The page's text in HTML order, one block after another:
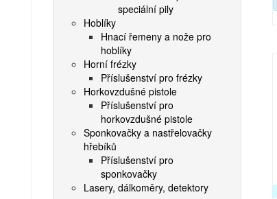
speciální pily
Hoblíky
Hnací řemeny a nože pro
hoblíky
Horní frézky
Příslušenství pro frézky
Horkovzdušné pistole
Příslušenství pro
horkovzdušné pistole
Sponkovačky a nastřelovačky
hřebíků
Příslušenství pro
sponkovačky
Lasery, dálkoměry, detektory